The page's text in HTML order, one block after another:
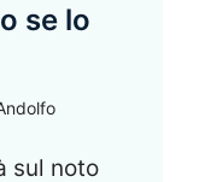
se lo
sul noto